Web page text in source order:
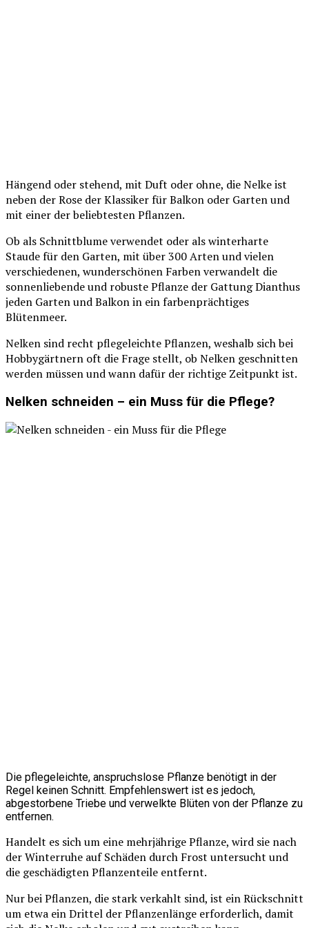
Hängend oder stehend, mit Duft oder ohne, die Nelke ist
neben der Rose der Klassiker für Balkon oder Garten und
mit einer der beliebtesten Pflanzen.
Ob als Schnittblume verwendet oder als winterharte
Staude für den Garten, mit über 300 Arten und vielen
verschiedenen, wunderschönen Farben verwandelt die
sonnenliebende und robuste Pflanze der Gattung Dianthus
jeden Garten und Balkon in ein farbenprächtiges
Blütenmeer.
Nelken sind recht pflegeleichte Pflanzen, weshalb sich bei
Hobbygärtnern oft die Frage stellt, ob Nelken geschnitten
werden müssen und wann dafür der richtige Zeitpunkt ist.
Nelken schneiden – ein Muss für die Pflege?
Die pflegeleichte, anspruchslose Pflanze benötigt in der
Regel keinen Schnitt. Empfehlenswert ist es jedoch,
abgestorbene Triebe und verwelkte Blüten von der Pflanze zu
entfernen.
Handelt es sich um eine mehrjährige Pflanze, wird sie nach
der Winterruhe auf Schäden durch Frost untersucht und
die geschädigten Pflanzenteile entfernt.
Nur bei Pflanzen, die stark verkahlt sind, ist ein Rückschnitt
um etwa ein Drittel der Pflanzenlänge erforderlich, damit